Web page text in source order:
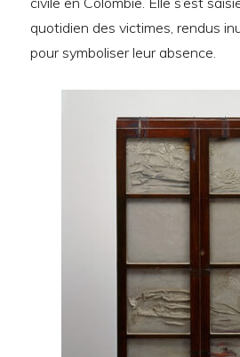
quotidien des victimes, rendus
pour symboliser leur absence.